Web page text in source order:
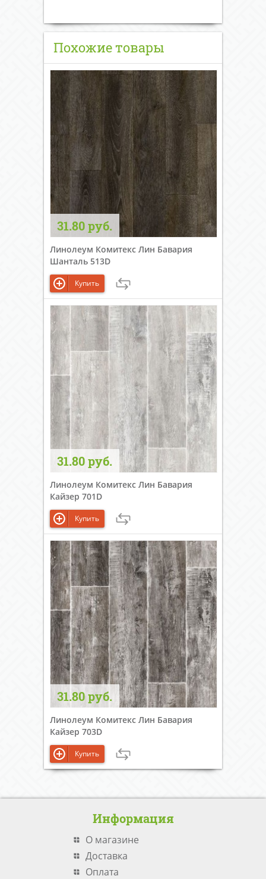
Похожие товары
31.80 руб.
Линолеум Комитекс Лин Бавария
Шанталь 513D
Купить
31.80 руб.
Линолеум Комитекс Лин Бавария
Кайзер 701D
Купить
31.80 руб.
Линолеум Комитекс Лин Бавария
Кайзер 703D
Купить
Информация
О магазине
Доставка
Оплата